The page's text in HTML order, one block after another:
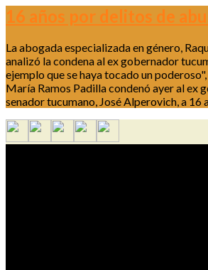
16 años por delitos de
La abogada especializada en género,
analizó la condena al ex gobernador
ejemplo que se haya tocado un
María Ramos Padilla condenó ayer al ex
senador tucumano, José Alperovich, a 16